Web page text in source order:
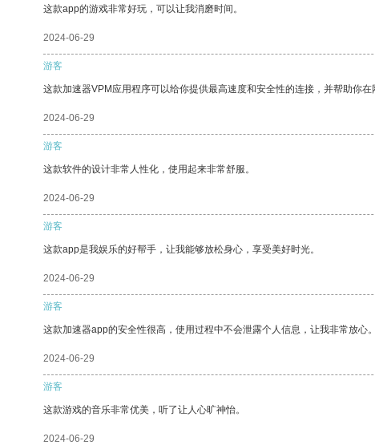
这款app的游戏非常好玩，可以让我消磨时间。
2024-06-29
游客
这款加速器VPM应用程序可以给你提供最高速度和安全性的连接，并帮助你在
2024-06-29
游客
这款软件的设计非常人性化，使用起来非常舒服。
2024-06-29
游客
这款app是我娱乐的好帮手，让我能够放松身心，享受美好时光。
2024-06-29
游客
这款加速器app的安全性很高，使用过程中不会泄露个人信息，让我非常放心。
2024-06-29
游客
这款游戏的音乐非常优美，听了让人心旷神怡。
2024-06-29